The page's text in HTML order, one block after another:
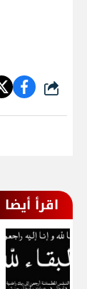
شارك
اقرأ أيضا